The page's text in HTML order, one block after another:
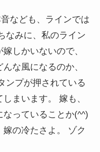
なども、ラインでは
なみに、私のライン
しかいないので、
な風になるのか、
ンプが押されている
まいます。 嫁も、
っていることか(^^)
の冷たさよ。 ゾク